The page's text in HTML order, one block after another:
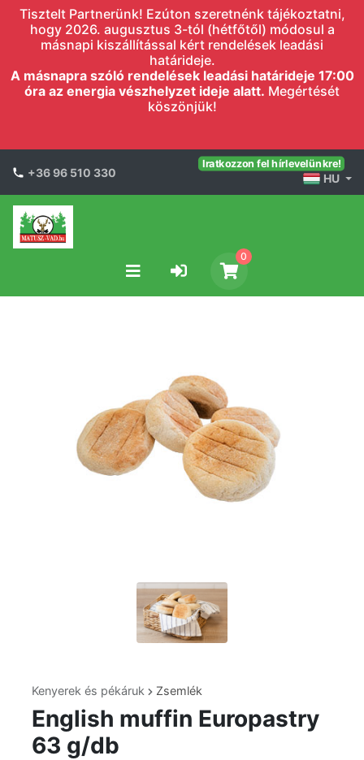
Tisztelt Partnerünk! Ezúton szeretnénk tájékoztatni,
hogy 2026. augusztus 3-tól (hétfőtől) módosul a
másnapi kiszállítással kért rendelések leadási
határideje.
A másnapra szóló rendelések leadási határideje 17:00
óra az energia vészhelyzet ideje alatt. Megértését
köszönjük!
+36 96 510 330
Iratkozzon fel hírlevelünkre!
HU
0
Kenyerek és pékáruk Zsemlék
English muffin Europastry
63 g/db